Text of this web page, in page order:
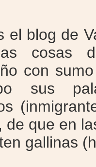
el blog de
cosas
con
sus
de que en
gallinas